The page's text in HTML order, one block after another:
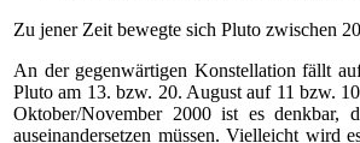
Zu jener Zeit bewegte sich Pluto zwischen
An der gegenwärtigen Konstellation fällt
Pluto am 13. bzw. 20. August auf 11 bzw.
Oktober/November 2000 ist es
auseinandersetzen müssen. Vielleicht wird